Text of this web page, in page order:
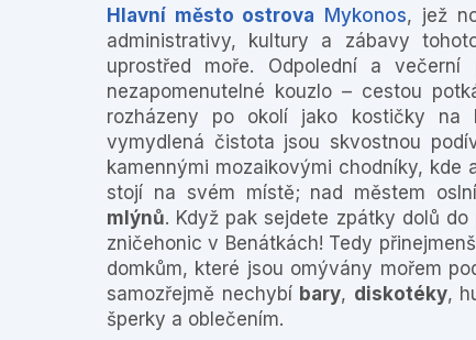
Hlavní město ostrova Mykonos, jež
administrativy, kultury a zábavy
uprostřed moře. Odpolední a
nezapomenutelné kouzlo – cestou
rozházeny po okolí jako kostičky
vymydlená čistota jsou skvostnou
kamennými mozaikovými chodníky, kde
stojí na svém místě; nad městem
mlýnů. Když pak sejdete zpátky dolů
zničehonic v Benátkách! Tedy
domkům, které jsou omývány mořem
samozřejmě nechybí bary, diskotéky,
šperky a oblečením.